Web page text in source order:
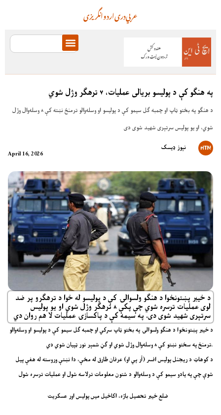
انگریزیاردودریعربي
په هنګو کې د پولیسو بریالی عملیات، ۷ ترهګر وژل شوي
د هنګو په بختو ټاپ او چمبه ګل سیمو کې د پولیسو او وسله‌والو ترمنځ نښته کې ۸ وسله‌وال وژل
شوي، او یو پولیس سرتېری شهید شوی دی
April 16, 2026
نېوز ډیسک
د خیبر پښتونخوا د هنګو ولسوالۍ کې د پولیسو له خوا د ترهګرو پر ضد
لوی عملیات ترسره شوي چې پکې ۸ ترهګر وژل شوي او یو پولیس
سرتېری شهید شوی دی. په سیمه کې د پاکسازۍ عملیات لا هم روان دي
د خیبر پښتونخوا د هنګو ولسوالۍ په بختو ټاپ سرکي او چمبه ګل سیمو کې د پولیسو او وسله‌والو
ترمنځ په سختو نښتو کې ۸ وسله‌وال وژل شوي او ګڼ شمېر نور ټپیان شوي دي.
د کوهاټ د ریجنل پولیس افسر (آر پي او) عرفان طارق له مخې، دا نښتې وروسته له هغې پیل
شوې چې په یادو سیمو کې د وسله‌والو د شتون معلومات ترلاسه شول او عملیات ترسره شول
ضلع خیبر تحصیل باڑہ، اکاخیل میں پولیس اور عسکریت